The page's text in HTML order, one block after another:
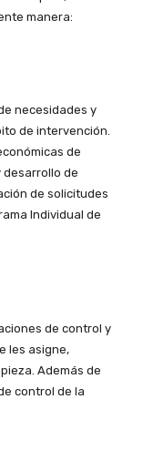
manera:
necesidades y
de intervención.
de
desarrollo de
de solicitudes
Individual de
de control y
les asigne,
Además de
control de la